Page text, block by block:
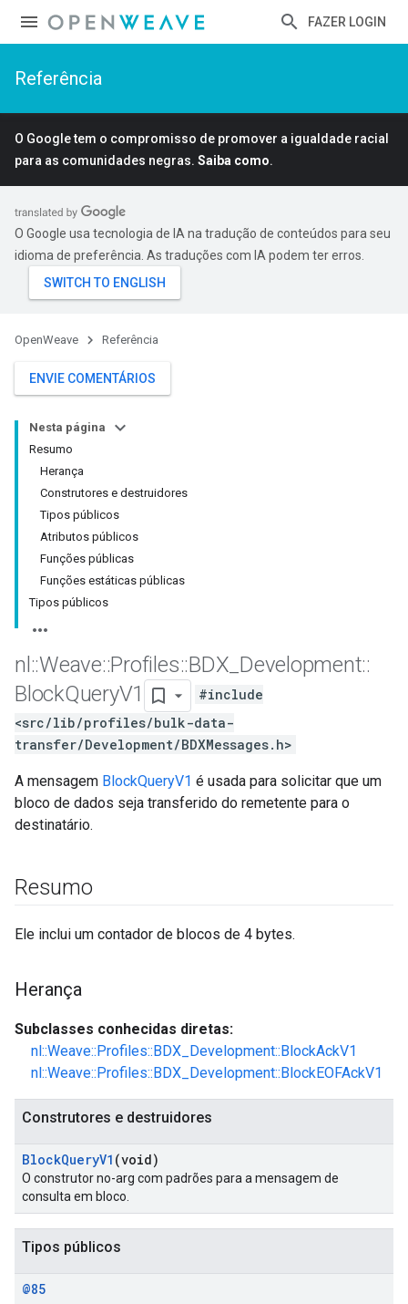
FAZER LOGIN
Referência
O Google tem o compromisso de promover a igualdade racial
para as comunidades negras. Saiba como.
O Google usa tecnologia de IA na tradução de conteúdos para seu
idioma de preferência. As traduções com IA podem ter erros.
OpenWeave Referência
ENVIE COMENTÁRIOS
Nesta página
Resumo
Herança
Construtores e destruidores
Tipos públicos
Atributos públicos
Funções públicas
Funções estáticas públicas
Tipos públicos
nl ::Weave::Profiles::BDX Development::
BlockQueryV1
#include
<src/lib/profiles/bulk-data-
transfer/Development/BDXMessages.h>
A mensagem BlockQueryV1 é usada para solicitar que um
bloco de dados seja transferido do remetente para o
destinatário.
Resumo
Ele inclui um contador de blocos de 4 bytes.
Herança
Subclasses conhecidas diretas:
nl::Weave::Profiles::BDX_Development::BlockAckV1
nl::Weave::Profiles::BDX_Development::BlockEOFAckV1
Construtores e destruidores
BlockQueryV1 (void)
O construtor no-arg com padrões para a mensagem de
consulta em bloco.
Tipos públicos
@85